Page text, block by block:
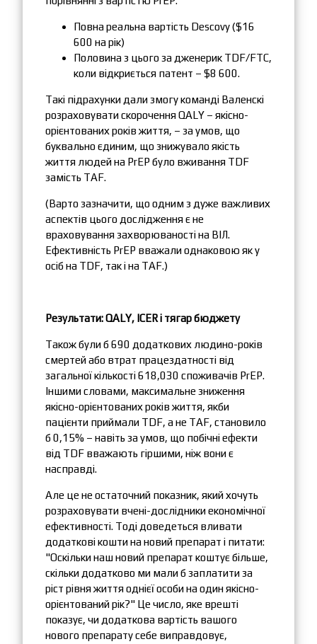
Повна реальна вартість Descovy ($16
600 на рік)
Половина з цього за дженерик TDF/FTC,
коли відкриється патент – $8 600.
Такі підрахунки дали змогу команді Валенскі
розраховувати скорочення QALY – якісно-
орієнтованих років життя, – за умов, що
буквально єдиним, що знижувало якість
життя людей на PrEP було вживання TDF
замість TAF.
(Варто зазначити, що одним з дуже важливих
аспектів цього дослідження є не
враховування захворюваності на ВІЛ.
Ефективність PrEP вважали однаковою як у
осіб на TDF, так і на TAF.)
Результати: QALY, ICER і тягар бюджету
Також були б 690 додаткових людино-років
смертей або втрат працездатності від
загальної кількості 618,030 споживачів PrEP.
Іншими словами, максимальне зниження
якісно-орієнтованих років життя, якби
пацієнти приймали TDF, а не TAF, становило
б 0,15% – навіть за умов, що побічні ефекти
від TDF вважають гіршими, ніж вони є
насправді.
Але це не остаточний показник, який хочуть
розраховувати вчені-дослідники економічної
ефективності. Тоді доведеться вливати
додаткові кошти на новий препарат і питати:
"Оскільки наш новий препарат коштує більше,
скільки додатково ми мали б заплатити за
ріст рівня життя однієї особи на один якісно-
орієнтований рік?" Це число, яке врешті
показує, чи додаткова вартість вашого
нового препарату себе виправдовує,